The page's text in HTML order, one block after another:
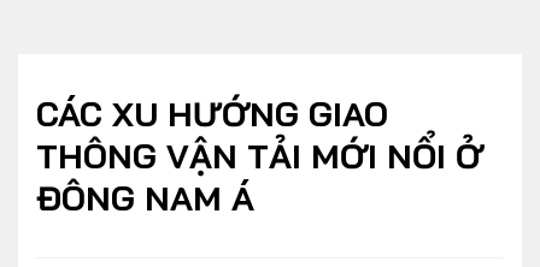
THỊ TRƯỜNG XE DOANH NGHIỆP
CÁC XU HƯỚNG GIAO
THÔNG VẬN TẢI MỚI NỔI Ở
ĐÔNG NAM Á